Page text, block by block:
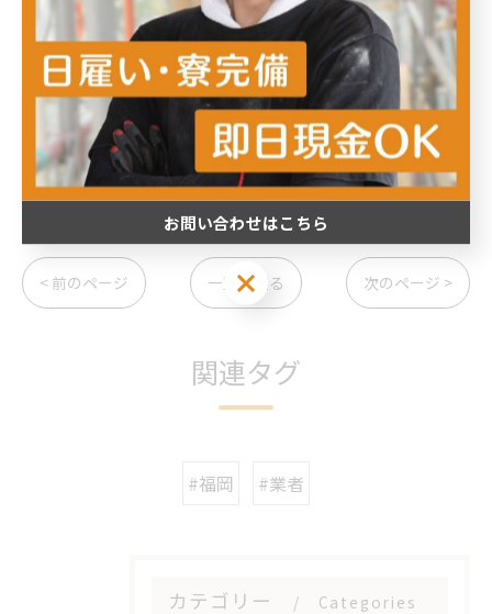
那珂プラス株式会社
住所 :福岡県福岡市南区野間1-9-18-1F
電話番号 :090-4584-2345
--------------------------------------------------------------------
--
< 前のページ 一覧に戻る 次のページ >
関連タグ
#福岡 #業者
カテゴリー Categories
お問い合わせはこちら
お問い合わせはこちら